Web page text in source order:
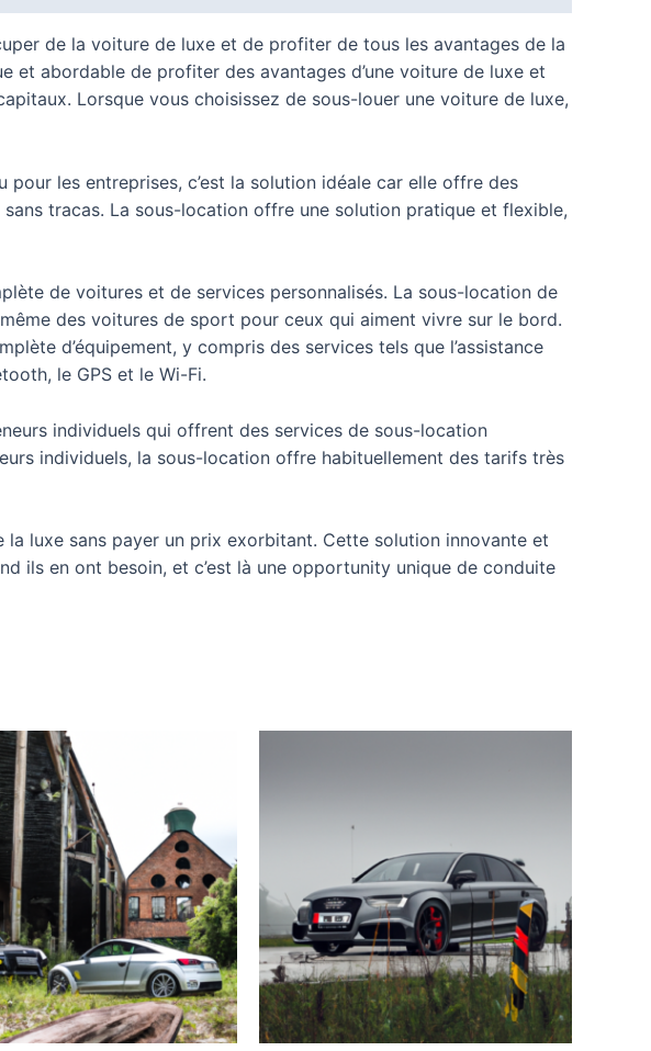
de la voiture de luxe et de profiter de tous les avantages de la
abordable de profiter des avantages d’une voiture de luxe et
Lorsque vous choisissez de sous-louer une voiture de luxe,
pour les entreprises, c’est la solution idéale car elle offre des
tracas. La sous-location offre une solution pratique et flexible,
de voitures et de services personnalisés. La sous-location de
des voitures de sport pour ceux qui aiment vivre sur le bord.
d’équipement, y compris des services tels que l’assistance
le GPS et le Wi-Fi.
individuels qui offrent des services de sous-location
individuels, la sous-location offre habituellement des tarifs très
luxe sans payer un prix exorbitant. Cette solution innovante et
ils en ont besoin, et c’est là une opportunity unique de conduite